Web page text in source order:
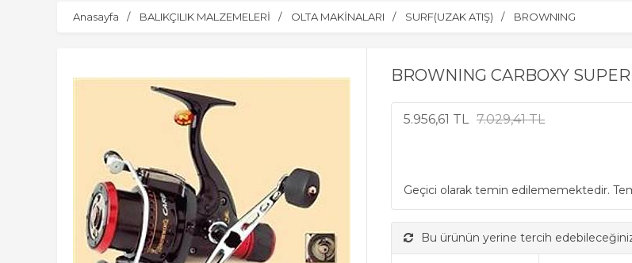
Anasayfa BALIKÇILIK MALZEMELERİ OLTA MAKİNALARI SURF(UZAK ATIŞ) BROWNING
BROWNING CARBOXY
5.956,61 TL 7.029,41 TL
Geçici olarak temin edilememektedir.
Bu ürünün yerine tercih